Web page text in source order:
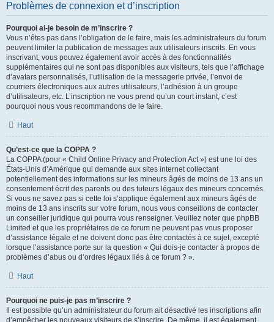
Problèmes de connexion et d’inscription
Pourquoi ai-je besoin de m’inscrire ?
Vous n’êtes pas dans l’obligation de le faire, mais les administrateurs du forum
peuvent limiter la publication de messages aux utilisateurs inscrits. En vous
inscrivant, vous pouvez également avoir accès à des fonctionnalités
supplémentaires qui ne sont pas disponibles aux visiteurs, tels que l’affichage
d’avatars personnalisés, l’utilisation de la messagerie privée, l’envoi de
courriers électroniques aux autres utilisateurs, l’adhésion à un groupe
d’utilisateurs, etc. L’inscription ne vous prend qu’un court instant, c’est
pourquoi nous vous recommandons de le faire.
Haut
Qu’est-ce que la COPPA ?
La COPPA (pour « Child Online Privacy and Protection Act ») est une loi des
États-Unis d’Amérique qui demande aux sites internet collectant
potentiellement des informations sur les mineurs âgés de moins de 13 ans un
consentement écrit des parents ou des tuteurs légaux des mineurs concernés.
Si vous ne savez pas si cette loi s’applique également aux mineurs âgés de
moins de 13 ans inscrits sur votre forum, nous vous conseillons de contacter
un conseiller juridique qui pourra vous renseigner. Veuillez noter que phpBB
Limited et que les propriétaires de ce forum ne peuvent pas vous proposer
d’assistance légale et ne doivent donc pas être contactés à ce sujet, excepté
lorsque l’assistance porte sur la question « Qui dois-je contacter à propos de
problèmes d’abus ou d’ordres légaux liés à ce forum ? ».
Haut
Pourquoi ne puis-je pas m’inscrire ?
Il est possible qu’un administrateur du forum ait désactivé les inscriptions afin
d’empêcher les nouveaux visiteurs de s’inscrire. De même, il est également